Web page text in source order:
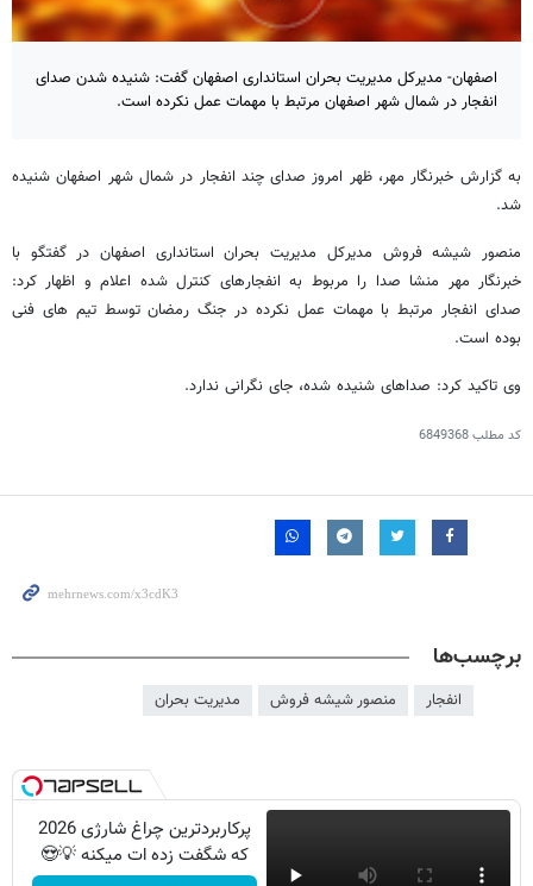
اصفهان- مدیرکل مدیریت بحران استانداری اصفهان گفت: شنیده شدن صدای
انفجار در شمال شهر اصفهان مرتبط با مهمات عمل نکرده است.
به گزارش خبرنگار مهر، ظهر امروز صدای چند انفجار در شمال شهر اصفهان شنیده
شد.
منصور شیشه فروش مدیرکل مدیریت بحران استانداری اصفهان در گفتگو با
خبرنگار مهر منشا صدا را مربوط به انفجارهای کنترل شده اعلام و اظهار کرد:
صدای انفجار مرتبط با مهمات عمل نکرده در جنگ رمضان توسط تیم های فنی
بوده است.
وی تاکید کرد: صداهای شنیده شده، جای نگرانی ندارد.
کد مطلب6849368
برچسب‌ها
انفجار منصور شیشه فروش مدیریت بحران
پرکاربردترین چراغ شارژی 2026
که شگفت زده ات میکنه 💡😍